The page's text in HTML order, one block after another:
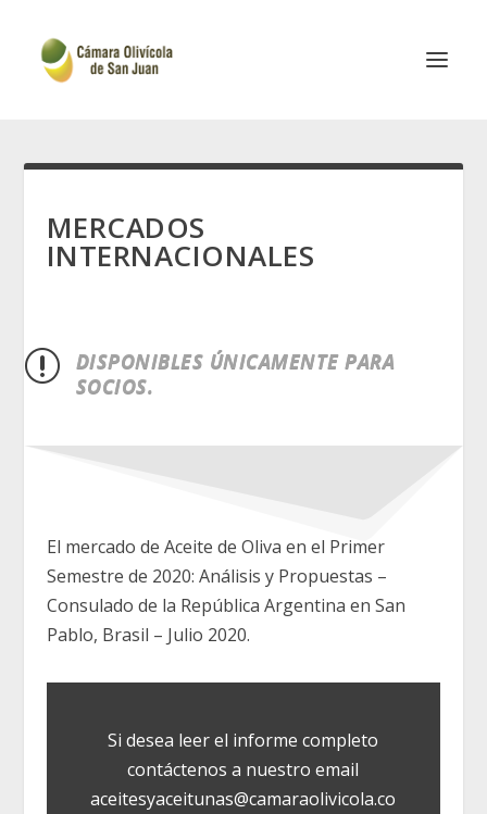
MERCADOS
INTERNACIONALES
r
DISPONIBLES ÚNICAMENTE PARA
SOCIOS.
El mercado de Aceite de Oliva en el Primer
Semestre de 2020: Análisis y Propuestas –
Consulado de la República Argentina en San
Pablo, Brasil – Julio 2020.
Si desea leer el informe completo
contáctenos a nuestro email
aceitesyaceitunas@camaraolivicola.co